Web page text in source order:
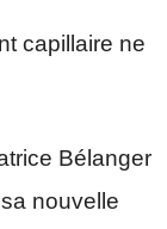
capillaire ne
Bélanger
nouvelle